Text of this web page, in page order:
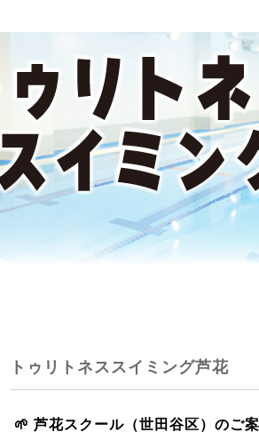
トゥリトネススイミング芦花
🌱 芦花スクール（世田谷区）のご